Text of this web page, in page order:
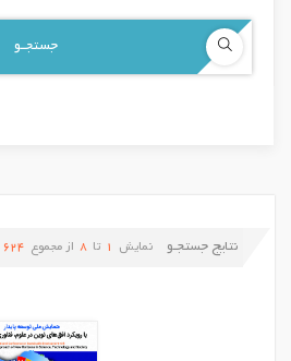
نتایج جستجـو نمایش تا 8 از مجموع 624